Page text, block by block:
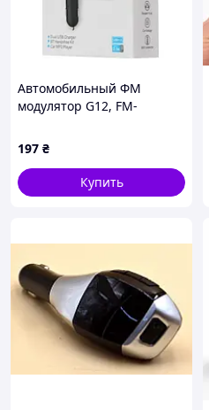
Автомобильный ФМ
модулятор G12, FM-
197 ₴
Купить